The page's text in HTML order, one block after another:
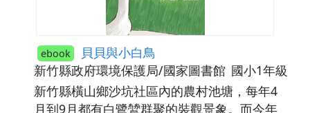
ebook 貝貝與小白鳥
新竹縣政府環境保護局/國家圖書館 國小1年級~
新竹縣橫山鄉沙坑社區內的農村池塘，每年4
月到9月都有白鷺鷥群聚的裝觀景象。而今年